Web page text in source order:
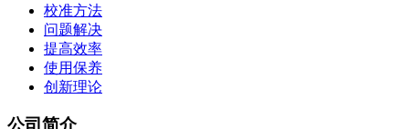
校准方法
问题解决
提高效率
使用保养
创新理论
公司简介